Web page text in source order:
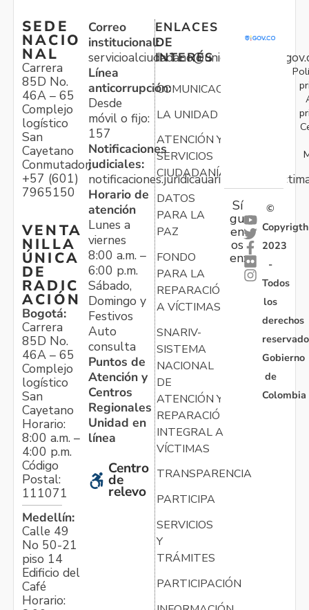
SEDE
NACIO
NAL
Carrera
85D No.
46A – 65
Complejo
logístico
San
Cayetano
Conmutador:
+57 (601)
7965150
VENTA
NILLA
ÚNICA
DE
RADIC
ACIÓN
Bogotá:
Carrera
85D No.
46A – 65
Complejo
logístico
San
Cayetano
Horario:
8:00 a.m. –
4:00 p.m.
Código
Postal:
111071
Medellín:
Calle 49
No 50-21
piso 14
Edificio del
Café
Horario:
Correo
institucional:
Línea
anticorrupción:
Desde
móvil o fijo:
157
Notificaciones
judiciales:
Horario de
atención
Lunes a
viernes
8:00 a.m. –
6:00 p.m.
Sábado,
Domingo y
Festivos
Auto
consulta
Puntos de
Atención y
Centros
Regionales
Unidad en
línea
Centro
de
relevo
ENLACES
DE
INTERÉS
COMUNICACIONES
LA UNIDAD
ATENCIÓN Y
SERVICIOS
CIUDADANÍA
DATOS
PARA LA
PAZ
FONDO
PARA LA
REPARACIÓN
A VÍCTIMAS
SNARIV-
SISTEMA
NACIONAL
DE
ATENCIÓN Y
REPARACIÓN
INTEGRAL A
VÍCTIMAS
TRANSPARENCIA
PARTICIPA
SERVICIOS
Y
TRÁMITES
PARTICIPACIÓN
Sí
gu
en
os
en:
©
Copyrigth
2023
-
Todos
los
derechos
Gobierno
de
Colombia